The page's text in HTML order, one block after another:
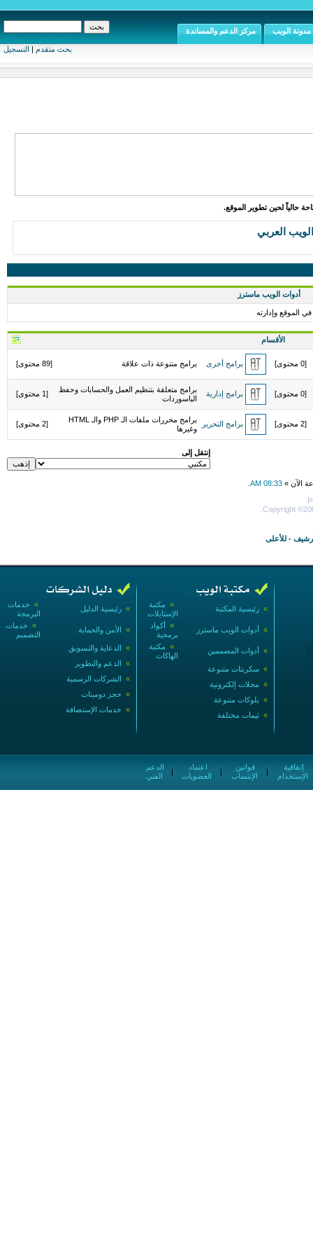
بحث متقدم | التسجيل
مدونة الويب مركز الدعم والمساندة
حالياً لحين تطوير الموقع.
العربي
أدوات الويب ماسترز
الموقع وإدارته
الأقسام
[0 محتوى] برامج أخرى برامج متنوعة ذات علاقة [89 محتوى]
[0 محتوى] برامج إدارية
برامج متعلقة بتنظيم العمل والحسابات وحفظ
الباسوردات
[1 محتوى]
[2 محتوى] برامج التحرير
برامج محررات ملفات الـ PHP والـ HTML
وغيرها
[2 محتوى]
إنتقل إلى
الآن » 08:33 AM
Copyright
- للأعلى
» خدمات
البرمجة
» رئيسية الدليل
» خدمات
التصميم
» الأمن والحماية
» الدعاية والتسويق
» الدعم والتطوير
» الشركات الرسمية
» حجز دومينات
» خدمات الإستضافة
» مكتبة
الإستايلات
» رئيسية المكتبة
» أكواد
برمجية
» أدوات الويب ماسترز
» مكتبة
الهاكات
» أدوات المصممين
» سكربتات متنوعة
» مجلات إلكترونية
» بلوكات متنوعة
» ثيمات مختلفة
الفني
|
العضويات
|
الإنتساب
|
الإستخدام